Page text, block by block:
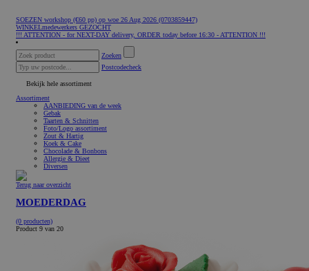
SOEZEN workshop (€60 pp) op woe 26 Aug 2026 (0703859447)
WINKELmedewerkers GEZOCHT
!!! ATTENTION - for NEXT-DAY delivery, ORDER today before 16:30 - ATTENTION !!!
Zoeken
Postcodecheck
Bekijk hele assortiment
Assortiment
AANBIEDING van de week
Gebak
Taarten & Schnitten
Foto/Logo assortiment
Zout & Hartig
Koek & Cake
Chocolade & Bonbons
Allergie & Dieet
Diversen
Terug naar overzicht
MOEDERDAG
(0 producten)
Product 9 van 20